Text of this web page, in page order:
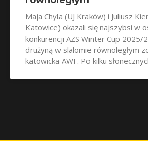
Maja Chyla (UJ Kraków) i Juliusz
Katowice) okazali się najszybsi w
konkurencji AZS Winter Cup 2025/
drużyną w slalomie równoległym
katowicka AWF. Po kilku